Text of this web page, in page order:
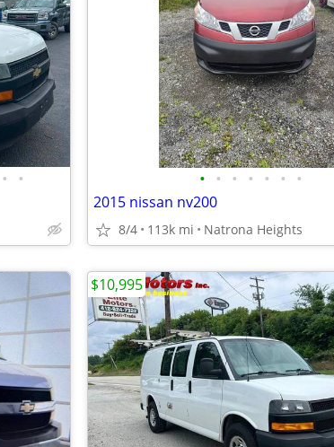
• • • • • • • • •
2015 nissan nv200
8/4 113k mi Natrona Heights
$10,995